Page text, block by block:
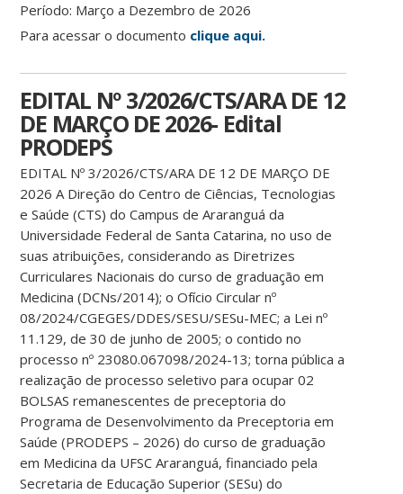
Período: Março a Dezembro de 2026
Para acessar o documento clique aqui.
EDITAL Nº 3/2026/CTS/ARA DE 12
DE MARÇO DE 2026- Edital
PRODEPS
EDITAL Nº 3/2026/CTS/ARA DE 12 DE MARÇO DE
2026 A Direção do Centro de Ciências, Tecnologias
e Saúde (CTS) do Campus de Araranguá da
Universidade Federal de Santa Catarina, no uso de
suas atribuições, considerando as Diretrizes
Curriculares Nacionais do curso de graduação em
Medicina (DCNs/2014); o Ofício Circular nº
08/2024/CGEGES/DDES/SESU/SESu-MEC; a Lei nº
11.129, de 30 de junho de 2005; o contido no
processo nº 23080.067098/2024-13; torna pública a
realização de processo seletivo para ocupar 02
BOLSAS remanescentes de preceptoria do
Programa de Desenvolvimento da Preceptoria em
Saúde (PRODEPS – 2026) do curso de graduação
em Medicina da UFSC Araranguá, financiado pela
Secretaria de Educação Superior (SESu) do